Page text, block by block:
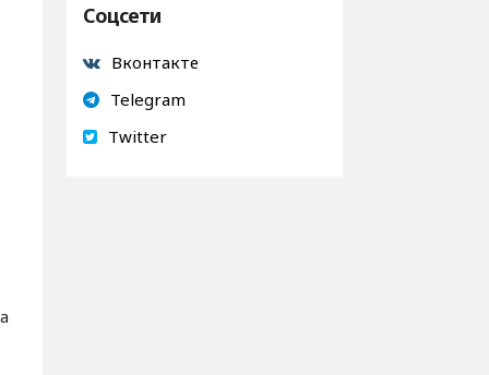
Соцсети
Вконтакте
Telegram
Twitter